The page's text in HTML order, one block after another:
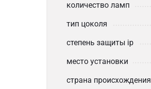
количество ламп
тип цоколя
степень защиты ip
место установки
страна происхождения